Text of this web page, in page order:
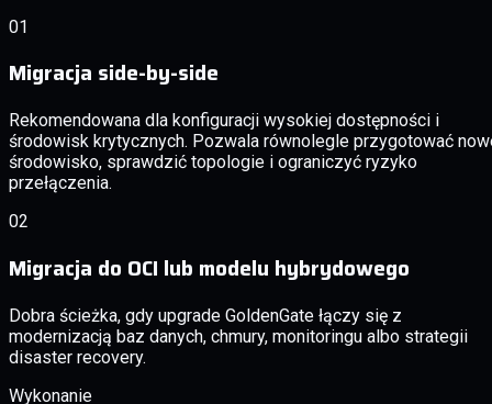
01
Migracja side-by-side
Rekomendowana dla konfiguracji wysokiej dostępności i
środowisk krytycznych. Pozwala równolegle przygotować
środowisko, sprawdzić topologie i ograniczyć ryzyko
przełączenia.
02
Migracja do OCI lub modelu hybrydowego
Dobra ścieżka, gdy upgrade GoldenGate łączy się z
modernizacją baz danych, chmury, monitoringu albo strategii
disaster recovery.
Wykonanie